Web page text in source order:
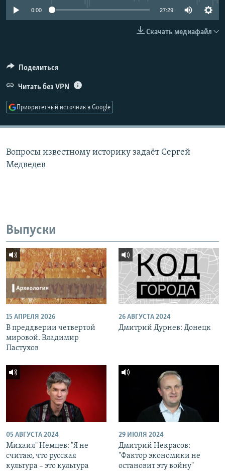
РАСПИСАНИЕ ВЕЩАНИЯ
0:00 27:29
Скачать медиафайл
Поделиться
Читать без VPN
Приоритетный источник в Google
Вопросы известному историку задаёт Сергей
Медведев
Выпуски
15 АПРЕЛЯ 2026
В преддверии четвертой
мировой. Владимир
Пастухов
26 АВГУСТА 2024
Дмитрий Дурнев: Донецк
05 АВГУСТА 2024
Михаил" Немцев: "Я не
считаю, что русская
культура – это культура
29 ИЮЛЯ 2024
Дмитрий Некрасов:
"Фактор экономики не
остановит эту войну"